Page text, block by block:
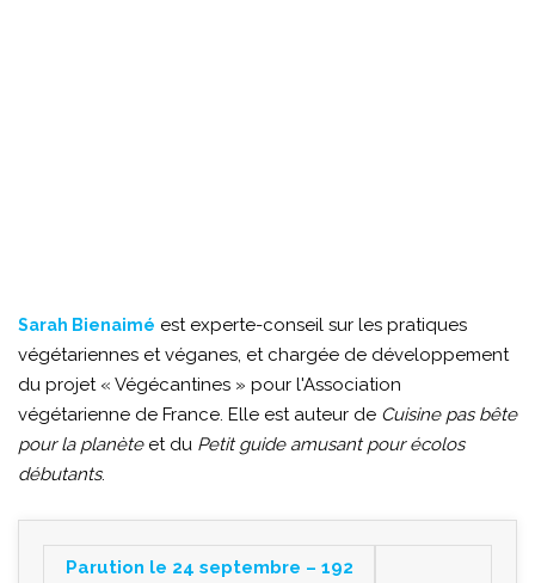
Sarah Bienaimé est experte-conseil sur les pratiques
végétariennes et véganes, et chargée de développement
du projet « Végécantines » pour l'Association
végétarienne de France. Elle est auteur de Cuisine pas bête
pour la planèteet du Petit guide amusant pour écolos
débutants.
Parution le 24 septembre – 192